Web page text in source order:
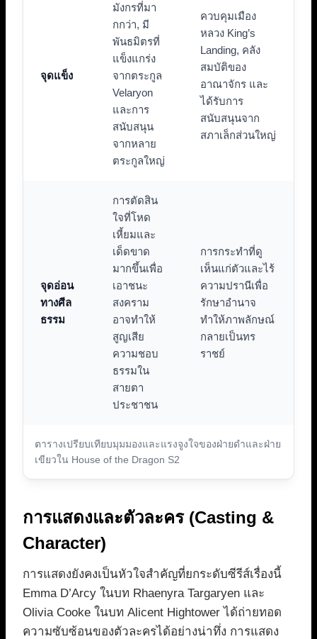
ตารางเปรียบเทียบมุมมองและแรงจูงใจของฝ่ายดำและฝ่าย
เขียวใน House of the Dragon S2
จุดแข็ง
มังกรที่มา
กกว่า, มี
พันธมิตรที่
แข็งแกร่ง
จากตระกูล
Velaryon
และการ
สนับสนุน
จากหลาย
ตระกูลใหญ่
ควบคุมเมือง
หลวง King’s
Landing, คลัง
สมบัติของ
อาณาจักร และ
ได้รับการ
สนับสนุนจาก
สภาเล็กส่วนใหญ่
จุดอ่อน
ทางศีล
ธรรม
การตัดสิน
ใจที่โหด
เหี้ยมและ
เด็ดขาด
มากขึ้นเพื่อ
เอาชนะ
สงคราม
อาจทำให้
สูญเสีย
ความชอบ
ธรรมใน
สายตา
ประชาชน
การกระทำที่ดู
เห็นแก่ตัวและไร้
ความปรานีเพื่อ
รักษาอำนาจ
ทำให้ภาพลักษณ์
กลายเป็นทร
ราชย์
การแสดงและตัวละคร (Casting &
Character)
การแสดงยังคงเป็นหัวใจสำคัญที่ยกระดับซีรีส์เรื่องนี้
Emma D’Arcy ในบท Rhaenyra Targaryen และ
Olivia Cooke ในบท Alicent Hightower ได้ถ่ายทอด
ความซับซ้อนของตัวละครได้อย่างน่าทึ่ง การแสดง